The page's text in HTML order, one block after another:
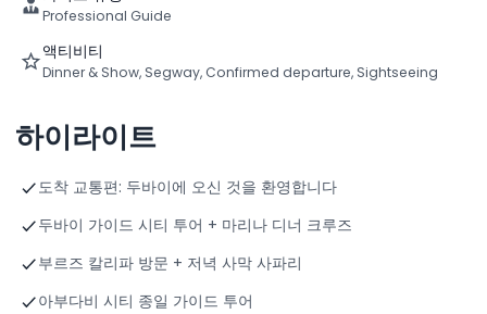
Professional Guide
액티비티
Dinner & Show, Segway, Confirmed departure, Sightseeing
하이라이트
도착 교통편: 두바이에 오신 것을 환영합니다
두바이 가이드 시티 투어 + 마리나 디너 크루즈
부르즈 칼리파 방문 + 저녁 사막 사파리
아부다비 시티 종일 가이드 투어